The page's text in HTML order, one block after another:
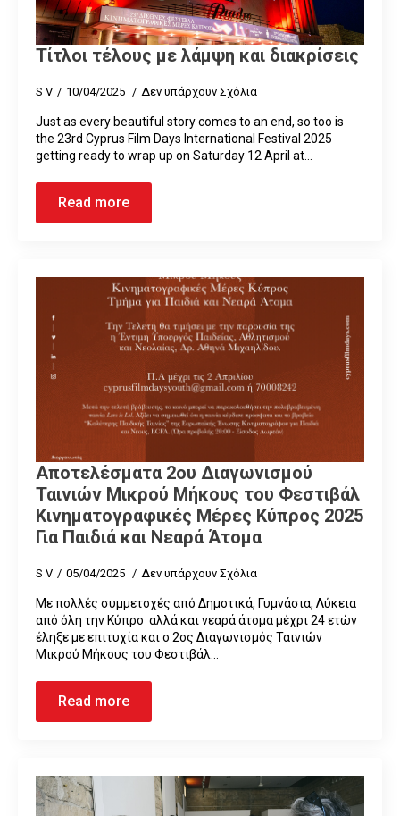
Τίτλοι τέλους με λάμψη και διακρίσεις
S V 10/04/2025 Δεν υπάρχουν Σχόλια
Just as every beautiful story comes to an end, so too is
the 23rd Cyprus Film Days International Festival 2025
getting ready to wrap up on Saturday 12 April at…
Read more
Αποτελέσματα 2ου Διαγωνισμού
Ταινιών Μικρού Μήκους του Φεστιβάλ
Κινηματογραφικές Μέρες Κύπρος 2025
Για Παιδιά και Νεαρά Άτομα
S V 05/04/2025 Δεν υπάρχουν Σχόλια
Με πολλές συμμετοχές από Δημοτικά, Γυμνάσια, Λύκεια
από όλη την Κύπρο αλλά και νεαρά άτομα μέχρι 24 ετών
έληξε με επιτυχία και ο 2ος Διαγωνισμός Ταινιών
Μικρού Μήκους του Φεστιβάλ…
Read more